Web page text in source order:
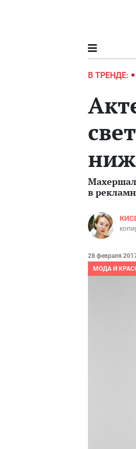
В ТРЕНДЕ:
Война в Украине 2022
в
28 февраля
МОДА И